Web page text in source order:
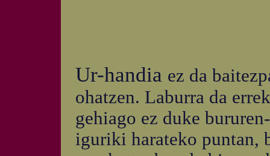
Ur-handia ez da
ohatzen. Laburra da
gehiago ez duke
iguriki harateko